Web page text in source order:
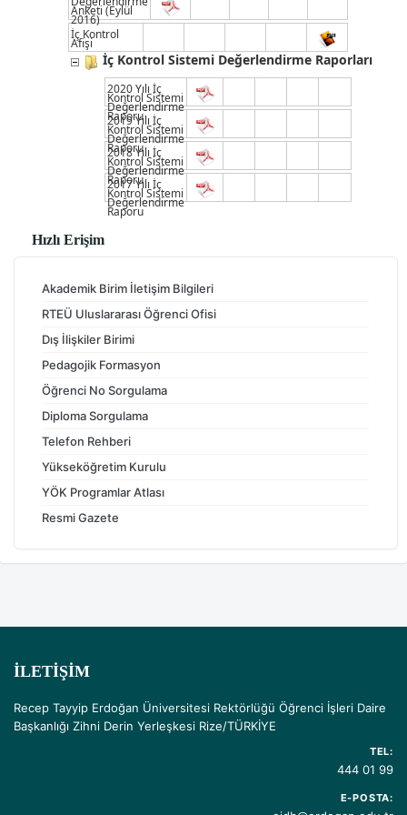
Anketi (Eylül
2016)
İç Kontrol
Afişi
İç Kontrol Sistemi Değerlendirme Raporları
2020 Yılı İç
Kontrol Sistemi
Değerlendirme
Raporu
2019 Yılı İç
Kontrol Sistemi
Değerlendirme
Raporu
2018 Yılı İç
Kontrol Sistemi
Değerlendirme
Raporu
2017 Yılı İç
Kontrol Sistemi
Değerlendirme
Raporu
Hızlı Erişim
Akademik Birim İletişim Bilgileri
RTEÜ Uluslararası Öğrenci Ofisi
Dış İlişkiler Birimi
Pedagojik Formasyon
Öğrenci No Sorgulama
Diploma Sorgulama
Telefon Rehberi
Yükseköğretim Kurulu
YÖK Programlar Atlası
Resmi Gazete
İLETIŞIM
Recep Tayyip Erdoğan Üniversitesi Rektörlüğü Öğrenci İşleri Daire
Başkanlığı Zihni Derin Yerleşkesi Rize/TÜRKİYE
TEL:
444 01 99
E-POSTA: